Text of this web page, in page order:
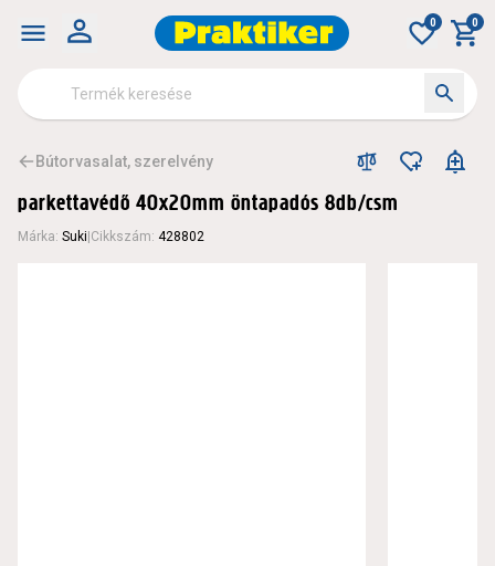
0 0
Bútorvasalat, szerelvény
parkettavédő 40x20mm öntapadós 8db/csm
Márka: Suki Cikkszám: 428802